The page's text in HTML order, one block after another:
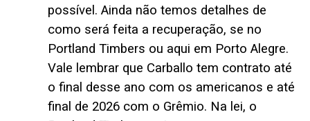
possível. Ainda não temos detalhes de
como será feita a recuperação, se no
Portland Timbers ou aqui em Porto Alegre.
Vale lembrar que Carballo tem contrato até
o final desse ano com os americanos e até
final de 2026 com o Grêmio. Na lei, o